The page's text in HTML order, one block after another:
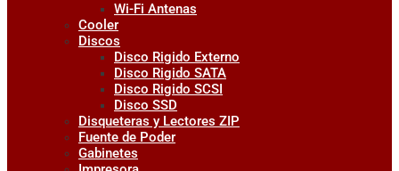
Wi-Fi Antenas
Cooler
Discos
Disco Rigido Externo
Disco Rigido SATA
Disco Rigido SCSI
Disco SSD
Disqueteras y Lectores ZIP
Fuente de Poder
Gabinetes